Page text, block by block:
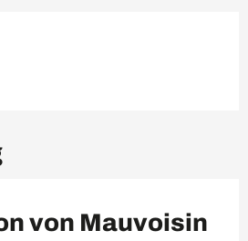
von Mauvoisin